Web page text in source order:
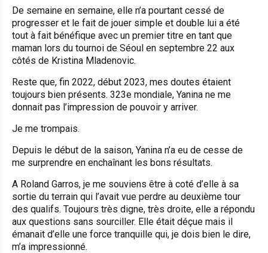
De semaine en semaine, elle n’a pourtant cessé de
progresser et le fait de jouer simple et double lui a été
tout à fait bénéfique avec un premier titre en tant que
maman lors du tournoi de Séoul en septembre 22 aux
côtés de Kristina Mladenovic.
Reste que, fin 2022, début 2023, mes doutes étaient
toujours bien présents. 323e mondiale, Yanina ne me
donnait pas l’impression de pouvoir y arriver.
Je me trompais.
Depuis le début de la saison, Yanina n’a eu de cesse de
me surprendre en enchaînant les bons résultats.
A Roland Garros, je me souviens être à coté d’elle à sa
sortie du terrain qui l’avait vue perdre au deuxième tour
des qualifs. Toujours très digne, très droite, elle a répondu
aux questions sans sourciller. Elle était déçue mais il
émanait d’elle une force tranquille qui, je dois bien le dire,
m’a impressionné.